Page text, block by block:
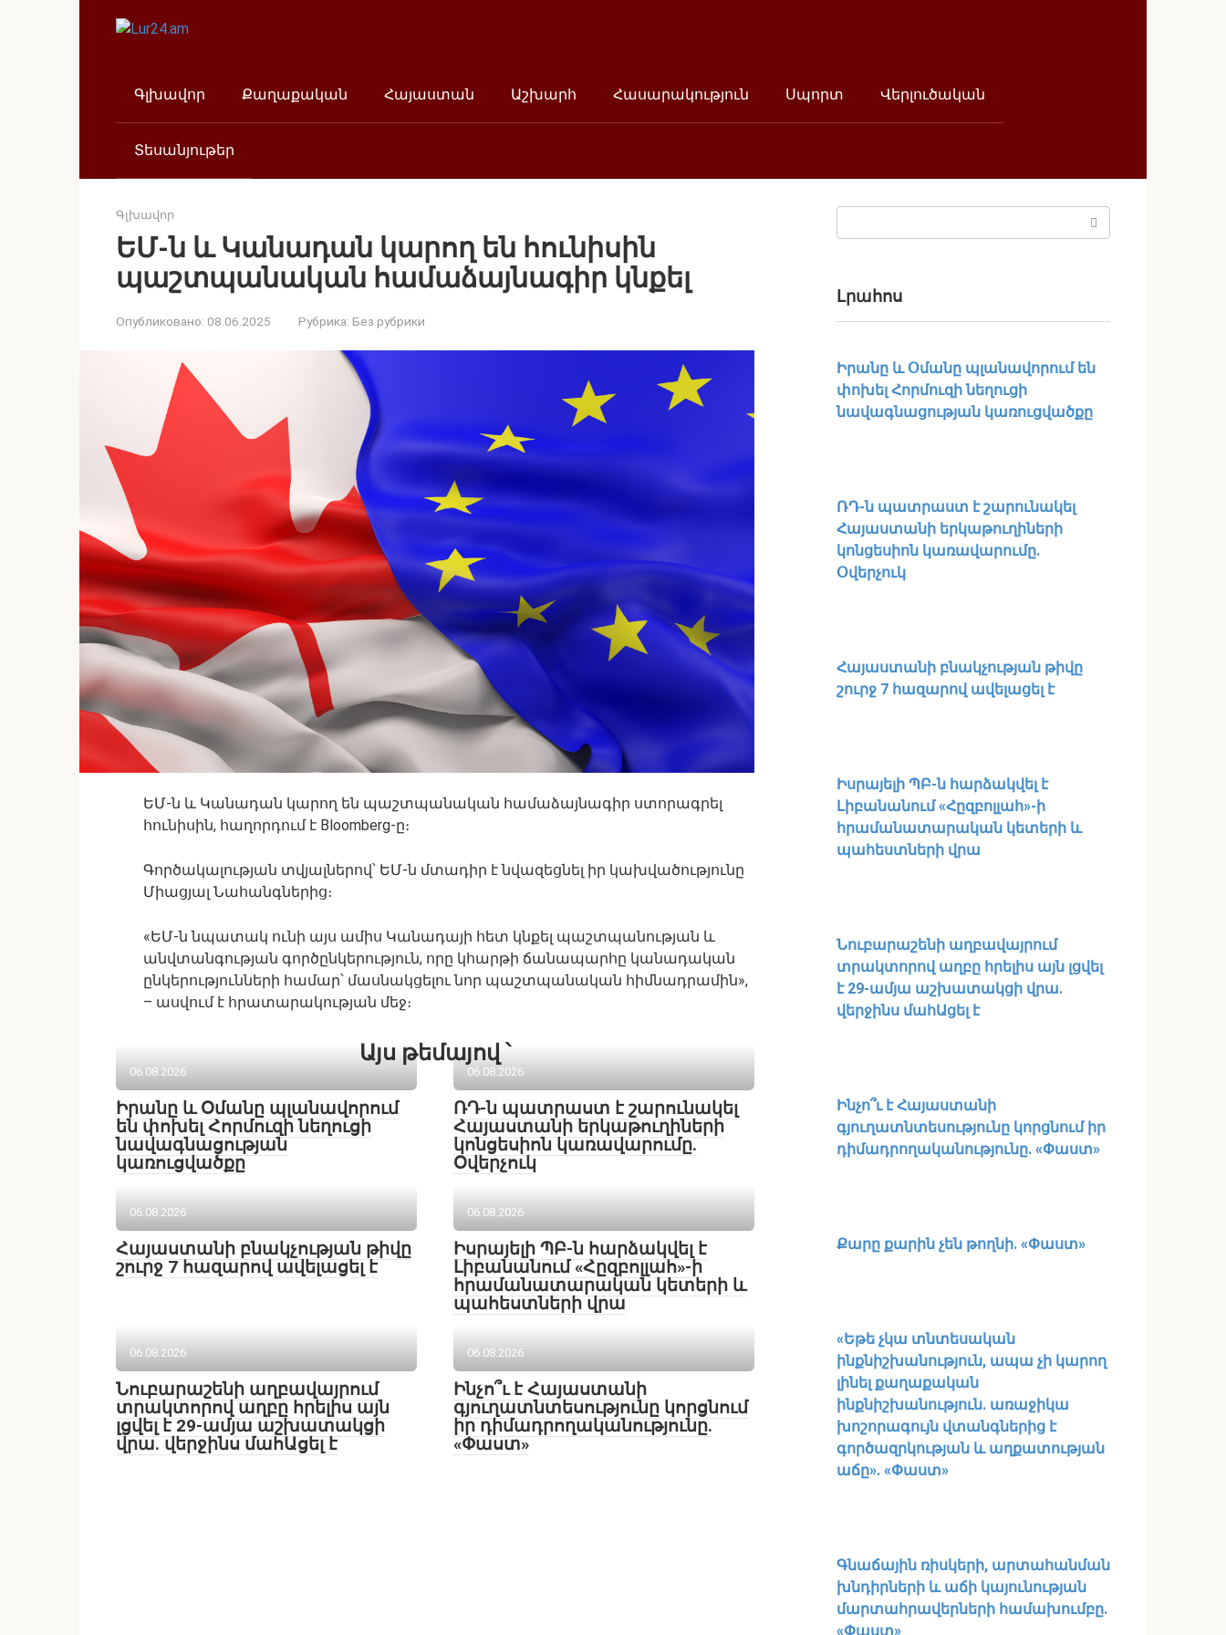
Գլխավոր Քաղաքական Հայաստան Աշխարհ Հասարակություն Սպորտ Վերլուծական
Տեսանյութեր
Գլխավոր
ԵՄ-ն և Կանադան կարող են հունիսին
պաշտպանական համաձայնագիր կնքել
Опубликовано: 08.06.2025 Рубрика: Без рубрики
ԵՄ-ն և Կանադան կարող են պաշտպանական համաձայնագիր ստորագրել
հունիսին, հաղորդում է Bloomberg-ը։
Գործակալության տվյալներով՝ ԵՄ-ն մտադիր է նվազեցնել իր կախվածությունը
Միացյալ Նահանգներից։
«ԵՄ-ն նպատակ ունի այս ամիս Կանադայի հետ կնքել պաշտպանության և
անվտանգության գործընկերություն, որը կհարթի ճանապարհը կանադական
ընկերությունների համար՝ մասնակցելու նոր պաշտպանական հիմնադրամին»,
– ասվում է հրատարակության մեջ։
Այս թեմայով ՝
06.08.2026
Իրանը և Օմանը պլանավորում
են փոխել Հորմուզի նեղուցի
նավագնացության
կառուցվածքը
06.08.2026
ՌԴ-ն պատրաստ է շարունակել
Հայաստանի երկաթուղիների
կոնցեսիոն կառավարումը.
Օվերչուկ
06.08.2026
Հայաստանի բնակչության թիվը
շուրջ 7 հազարով ավելացել է
06.08.2026
Իսրայելի ՊԲ-ն հարձակվել է
Լիբանանում «Հըզբոլլահ»-ի
հրամանատարական կետերի և
պահեստների վրա
06.08.2026
Նուբարաշենի աղբավայրում
տրակտորով աղբը հրելիս այն
լցվել է 29-ամյա աշխատակցի
վրա. վերջինս մահԱցել է
06.08.2026
Ինչո՞ւ է Հայաստանի
գյուղատնտեսությունը կորցնում
իր դիմադրողականությունը.
«Փաստ»
Լրահոս
Իրանը և Օմանը պլանավորում են
փոխել Հորմուզի նեղուցի
նավագնացության կառուցվածքը
ՌԴ-ն պատրաստ է շարունակել
Հայաստանի երկաթուղիների
կոնցեսիոն կառավարումը.
Օվերչուկ
Հայաստանի բնակչության թիվը
շուրջ 7 հազարով ավելացել է
Իսրայելի ՊԲ-ն հարձակվել է
Լիբանանում «Հըզբոլլահ»-ի
հրամանատարական կետերի և
պահեստների վրա
Նուբարաշենի աղբավայրում
տրակտորով աղբը հրելիս այն լցվել
է 29-ամյա աշխատակցի վրա.
վերջինս մահԱցել է
Ինչո՞ւ է Հայաստանի
գյուղատնտեսությունը կորցնում իր
դիմադրողականությունը. «Փաստ»
Քարը քարին չեն թողնի. «Փաստ»
«Եթե չկա տնտեսական
ինքնիշխանություն, ապա չի կարող
լինել քաղաքական
ինքնիշխանություն. առաջիկա
խոշորագույն վտանգներից է
գործազրկության և աղքատության
աճը». «Փաստ»
Գնաճային ռիսկերի, արտահանման
խնդիրների և աճի կայունության
մարտահրավերների համախումբը.
«Փաստ»